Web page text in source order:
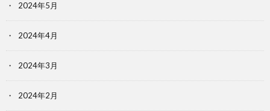
2024年5月
2024年4月
2024年3月
2024年2月